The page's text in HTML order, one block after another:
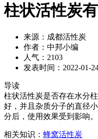
柱状活性炭
来源：成都活性炭
作者：中邦小编
人气：2103
发表时间：2022-01-
导读
柱状活性炭是否存在水分
好，并且杂质分子的直径
分后，使用效果受到影响
相关知识： 蜂窝活性炭